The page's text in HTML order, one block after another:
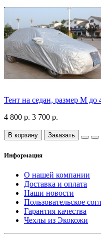
Тент на седан, размер М до
4 800 р. 3 700 р.
В корзину Заказать
Информация
О нашей компании
Доставка и оплата
Наши новости
Пользовательское
Гарантия качества
Чехлы из Экокожи